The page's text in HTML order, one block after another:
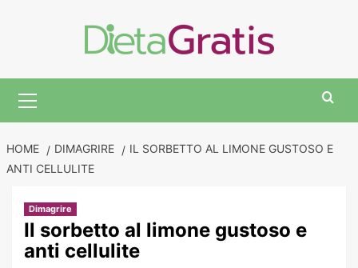
Menu
HOME DIMAGRIRE
IL SORBETTO AL LIMONE GUSTOSO E
ANTI CELLULITE
Dimagrire
Il sorbetto al limone gustoso e
anti cellulite